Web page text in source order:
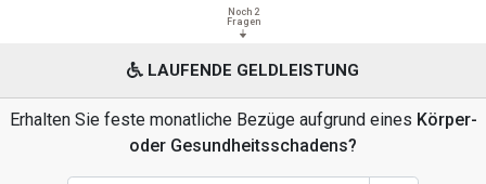
Noch 2
Fragen
LAUFENDE GELDLEISTUNG
Erhalten Sie feste monatliche Bezüge aufgrund eines Körper-
oder Gesundheitsschadens?